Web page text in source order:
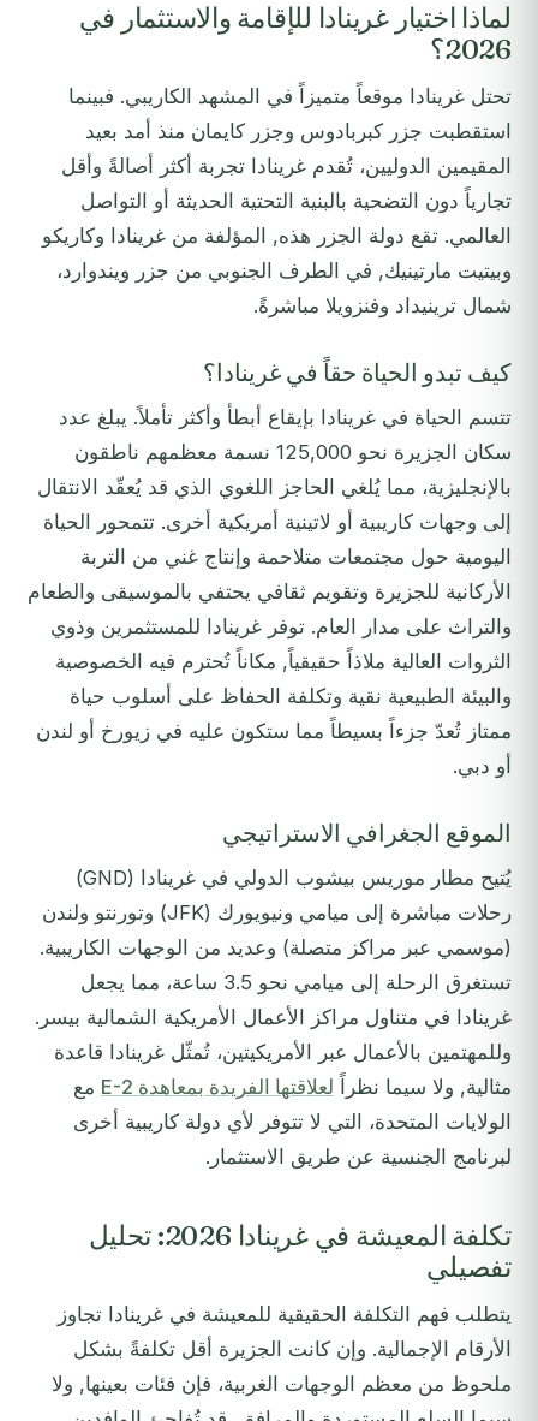
لماذا اختيار غرينادا للإقامة والاستثمار في
2026؟
تحتل غرينادا موقعاً متميزاً في المشهد الكاريبي. فبينما
استقطبت جزر كبربادوس وجزر كايمان منذ أمد بعيد
المقيمين الدوليين، تُقدم غرينادا تجربة أكثر أصالةً وأقل
تجارياً دون التضحية بالبنية التحتية الحديثة أو التواصل
العالمي. تقع دولة الجزر هذه, المؤلفة من غرينادا وكاريكو
وبيتيت مارتينيك, في الطرف الجنوبي من جزر ويندوارد،
شمال ترينيداد وفنزويلا مباشرةً.
كيف تبدو الحياة حقاً في غرينادا؟
تتسم الحياة في غرينادا بإيقاع أبطأ وأكثر تأملاً. يبلغ عدد
سكان الجزيرة نحو 125,000 نسمة معظمهم ناطقون
بالإنجليزية، مما يُلغي الحاجز اللغوي الذي قد يُعقّد الانتقال
إلى وجهات كاريبية أو لاتينية أمريكية أخرى. تتمحور الحياة
اليومية حول مجتمعات متلاحمة وإنتاج غني من التربة
الأركانية للجزيرة وتقويم ثقافي يحتفي بالموسيقى والطعام
والتراث على مدار العام. توفر غرينادا للمستثمرين وذوي
الثروات العالية ملاذاً حقيقياً, مكاناً تُحترم فيه الخصوصية
والبيئة الطبيعية نقية وتكلفة الحفاظ على أسلوب حياة
ممتاز تُعدّ جزءاً بسيطاً مما ستكون عليه في زيورخ أو لندن
أو دبي.
الموقع الجغرافي الاستراتيجي
يُتيح مطار موريس بيشوب الدولي في غرينادا (GND)
رحلات مباشرة إلى ميامي ونيويورك (JFK) وتورنتو ولندن
(موسمي عبر مراكز متصلة) وعديد من الوجهات الكاريبية.
تستغرق الرحلة إلى ميامي نحو 3.5 ساعة، مما يجعل
غرينادا في متناول مراكز الأعمال الأمريكية الشمالية بيسر.
وللمهتمين بالأعمال عبر الأمريكيتين، تُمثّل غرينادا قاعدة
مثالية, ولا سيما نظراً لعلاقتها الفريدة بمعاهدة E-2
مع
الولايات المتحدة، التي لا تتوفر لأي دولة كاريبية أخرى
لبرنامج الجنسية عن طريق الاستثمار.
تكلفة المعيشة في غرينادا 2026: تحليل
تفصيلي
يتطلب فهم التكلفة الحقيقية للمعيشة في غرينادا تجاوز
الأرقام الإجمالية. وإن كانت الجزيرة أقل تكلفةً بشكل
ملحوظ من معظم الوجهات الغربية، فإن فئات بعينها, ولا